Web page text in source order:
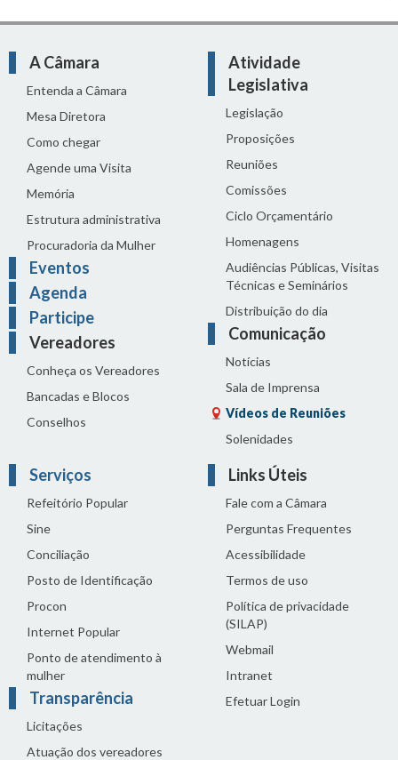
A Câmara
Entenda a Câmara
Mesa Diretora
Como chegar
Agende uma Visita
Memória
Estrutura administrativa
Procuradoria da Mulher
Eventos
Agenda
Participe
Vereadores
Conheça os Vereadores
Bancadas e Blocos
Conselhos
Atividade
Legislativa
Legislação
Proposições
Reuniões
Comissões
Ciclo Orçamentário
Homenagens
Audiências Públicas, Visitas
Técnicas e Seminários
Distribuição do dia
Comunicação
Notícias
Sala de Imprensa
Vídeos de Reuniões
Solenidades
Serviços
Refeitório Popular
Sine
Conciliação
Posto de Identificação
Procon
Internet Popular
Ponto de atendimento à
mulher
Transparência
Licitações
Atuação dos vereadores
Links Úteis
Fale com a Câmara
Perguntas Frequentes
Acessibilidade
Termos de uso
Política de privacidade
(SILAP)
Webmail
Intranet
Efetuar Login